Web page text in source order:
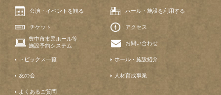
公演・イベントを観る ホール・施設を利用する
チケット
アクセス
豊中市市民ホール等
施設予約システム
お問い合わせ
トピックス一覧 ホール・施設紹介
友の会 人材育成事業
よくあるご質問